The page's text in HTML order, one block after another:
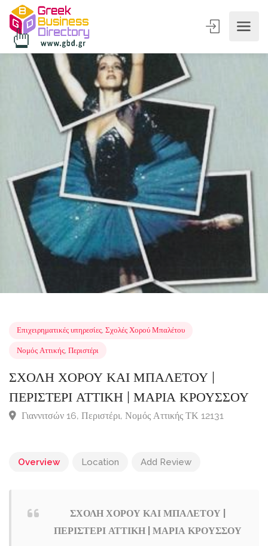
Νομός Αττικής,Περιστέρι
ΣΧΟΛΗ ΧΟΡΟΥ ΚΑΙ ΜΠΑΛΕΤΟΥ |
Overview Location Add Review
ΣΧΟΛΗ ΧΟΡΟΥ ΚΑΙ ΜΠΑΛΕΤΟΥ |
ΠΕΡΙΣΤΕΡΙ ΑΤΤΙΚΗ | ΜΑΡΙΑ ΚΡΟΥΣΣΟΥ